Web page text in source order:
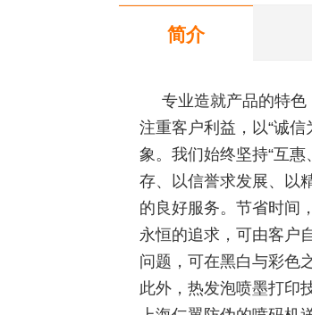
简介
专业造就产品的特色
注重客户利益，以“诚
象。我们始终坚持“互
存、以信誉求发展、以
的良好服务。节省时间
永恒的追求，可由客户
问题，可在黑白与彩色
此外，热发泡喷墨打印